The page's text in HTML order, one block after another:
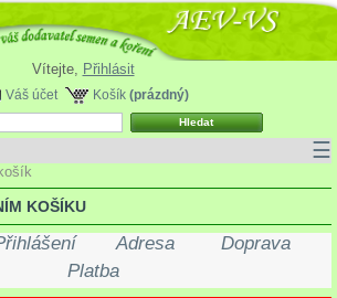
Vítejte, Přihlásit
Košík (prázdný)
Váš účet
☰
KOŠÍKU
Adresa
Doprava
Platba